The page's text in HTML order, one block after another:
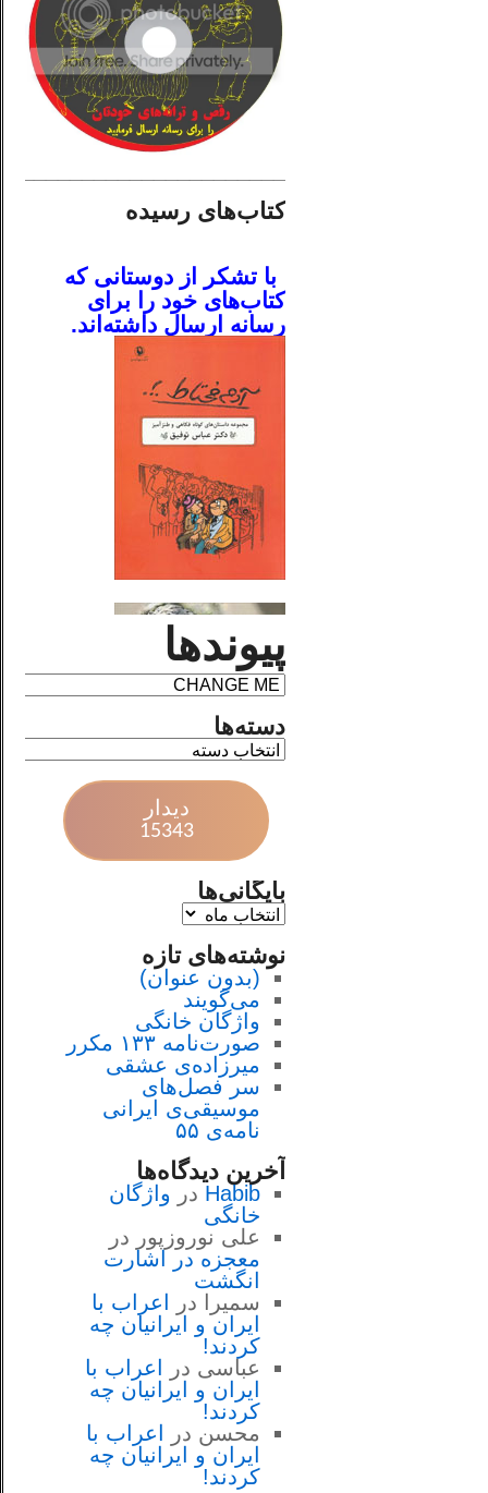
کتاب‌های رسیده
با تشکر از دوستانی که
کتاب‌های خود را برای
رسانه ارسال داشته‌اند.
پیوندها
دسته‌ها
دیدار
15343
بایگانی‌ها
نوشته‌های تازه
(بدون عنوان)
می‌گویند
واژگان خانگی
صورت‌نامه ۱۳۳ مکرر
میرزاده‌ی عشقی
سر فصل‌هاى
موسيقى‌ی ايرانى
نامه‌ی ۵۵
آخرین دیدگاه‌ها
Habib در واژگان
خانگی
علی نوروزپور در
معجزه در اشارت
انگشت
سمیرا
در
اعراب با
ايران و ايرانيان چه
كردند!
عباسی در
اعراب با
ايران و ايرانيان چه
كردند!
محسن در
اعراب با
ايران و ايرانيان چه
كردند!